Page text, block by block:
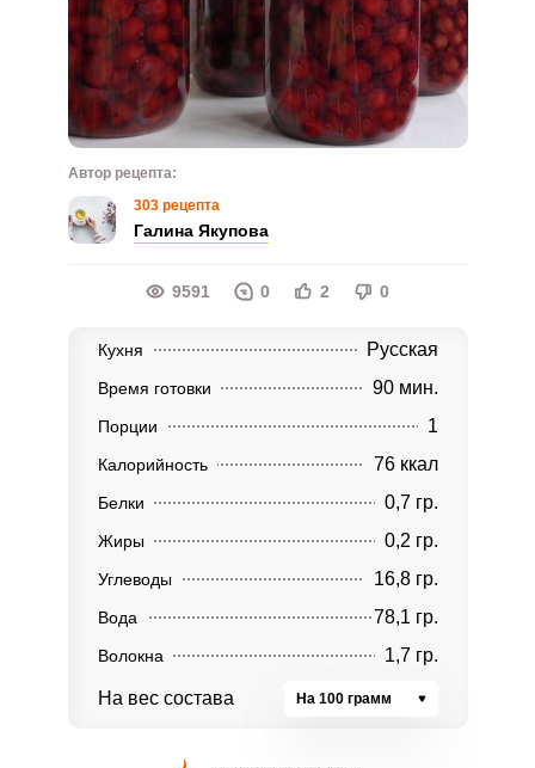
Автор рецепта:
303 рецепта
Галина Якупова
9591 0 2 0
Кухня Русская
Время готовки 90 мин.
Порции 1
Калорийность 76 ккал
Белки 0,7 гр.
Жиры 0,2 гр.
Углеводы 16,8 гр.
Вода 78,1 гр.
Волокна 1,7 гр.
На вес состава На 100 грамм